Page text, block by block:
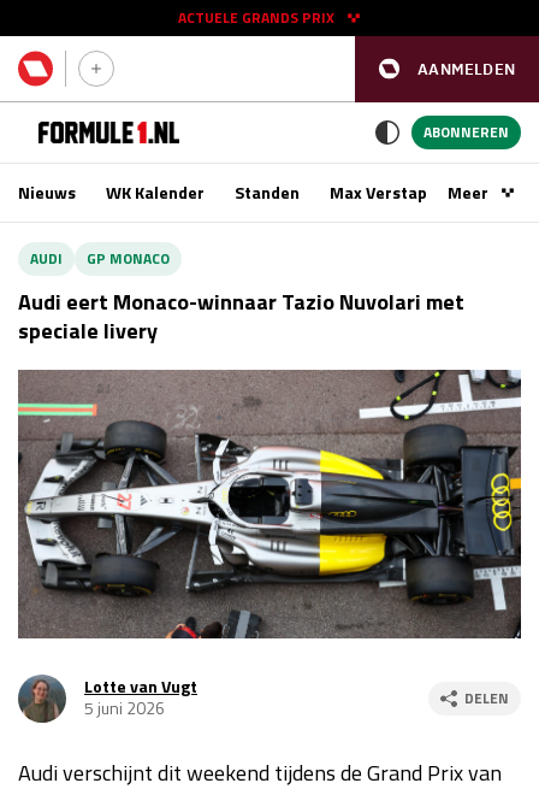
AANMELDEN
ACTUELE GRANDS PRIX
11 - 13 sep
Race
GP AZERBEIDZJAN 2026 24 - 26 sep
Kwalificatie
vr 14:00 - 15:00
Race
za 13:00 - 15:00
Kwalificatie
za 15:00 - 16:00
Race
zo 14:00 - 16:00
Kwalificatie
za 23:00 - 00:00
ABONNEREN
Nieuws WK Kalender Standen Max VerstappenMeer
AUDI GP MONACO
Audi eert Monaco-winnaar Tazio Nuvolari met
speciale livery
Lotte van Vugt
5 juni 2026
DELEN
Audi verschijnt dit weekend tijdens de Grand Prix van